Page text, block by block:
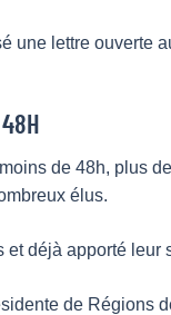
une lettre
de 48h, plus
élus.
déjà apporté
de Régions